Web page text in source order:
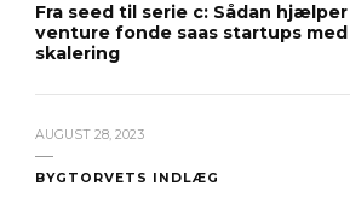
Fra seed til serie c: Sådan hjælper
venture fonde saas startups med
skalering
AUGUST 28, 2023
BYGTORVETS INDLÆG